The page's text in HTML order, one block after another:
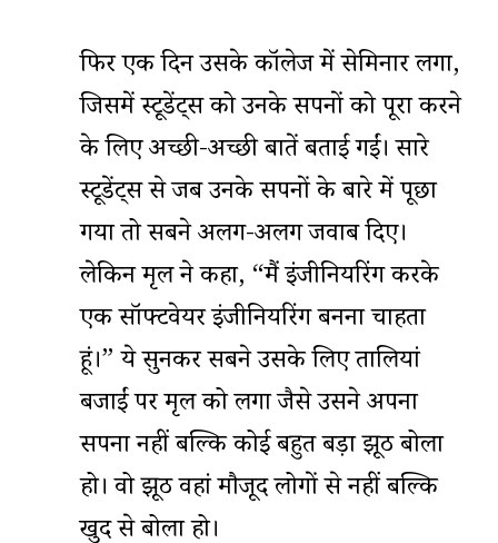
फिर एक दिन उसके कॉलेज में सेमिनार लगा,
जिसमें स्टूडेंट्स को उनके सपनों को पूरा करने
के लिए अच्छी-अच्छी बातें बताई गईं। सारे
स्टूडेंट्स से जब उनके सपनों के बारे में पूछा
गया तो सबने अलग-अलग जवाब दिए।
लेकिन मृदुल ने कहा, “मैं इंजीनियरिंग करके
एक सॉफ्टवेयर इंजीनियरिंग बनना चाहता
हूं।” ये सुनकर सबने उसके लिए तालियां
बजाईं पर मृदुल को लगा जैसे उसने अपना
सपना नहीं बल्कि कोई बहुत बड़ा झूठ बोला
हो। वो झूठ वहां मौजूद लोगों से नहीं बल्कि
खुद से बोला हो।